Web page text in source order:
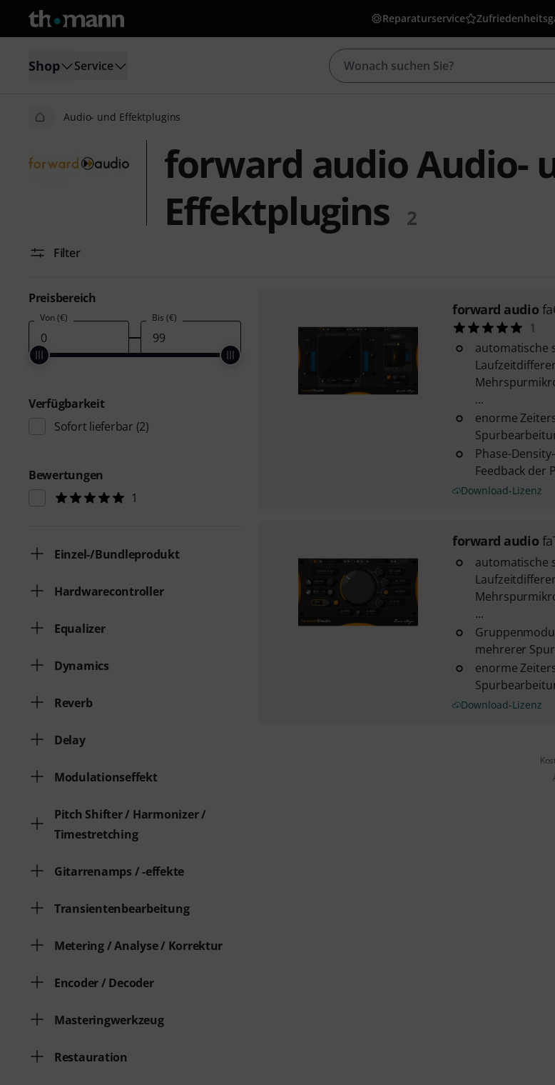
Reparaturservice
Shop Service
Audio- und Effektplugins
forward audio Audio-
Effektplugins
2
Filter
Preisbereich
Von (€) Bis (€)
Verfügbarkeit
Sofort lieferbar (2)
Bewertungen
1
Einzel-/Bundleprodukt
Hardwarecontroller
Equalizer
Dynamics
Reverb
Delay
Modulationseffekt
Pitch Shifter / Harmonizer /
Timestretching
Gitarrenamps / -effekte
Transientenbearbeitung
Metering / Analyse / Korrektur
Encoder / Decoder
Masteringwerkzeug
Restauration
forward audio
1
automatische
...
enorme
Phase-
Feedback der
Download-Lizenz
forward audio
automatische
...
mehrerer
enorme
Download-Lizenz